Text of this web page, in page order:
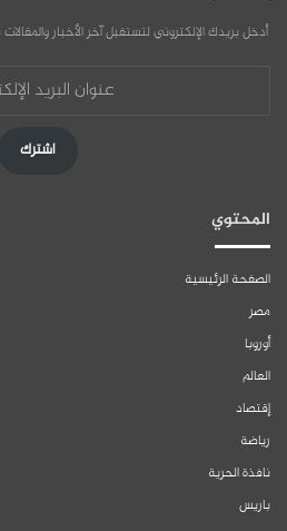
أدخل بريدك الإلكتروني لتستقبل آخر الأخبار
اشترك
المحتوي
الصفحة الرئيسية
مصر
أوروبا
العالم
إقتصاد
رياضة
نافذة الحرية
باريس